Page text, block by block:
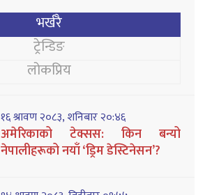
भर्खरै
ट्रेन्डिङ
लोकप्रिय
१६ श्रावण २०८३, शनिबार २०:४६
अमेरिकाको टेक्सस: किन बन्यो
नेपालीहरूको नयाँ ‘ड्रिम डेस्टिनेसन’?